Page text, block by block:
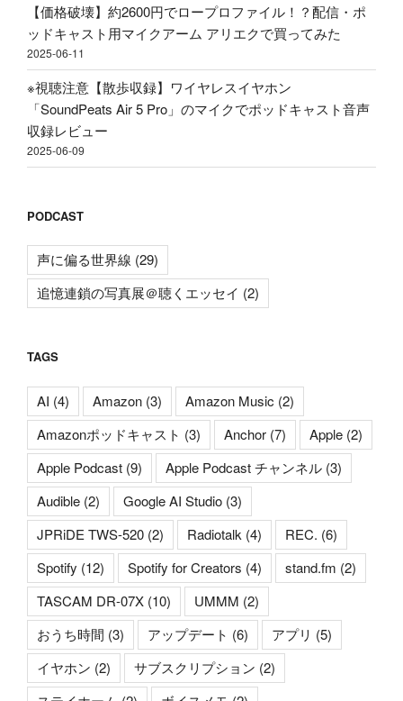
た"
の
【価格破壊】約2600円でロープロファイル！？配信・ポ
ッドキャスト用マイクアーム アリエクで買ってみた
2025-06-11
※視聴注意【散歩収録】ワイヤレスイヤホン
「SoundPeats Air 5 Pro」のマイクでポッドキャスト音声
収録レビュー
2025-06-09
PODCAST
声に偏る世界線 (29)
追憶連鎖の写真展＠聴くエッセイ (2)
TAGS
AI (4) Amazon (3) Amazon Music (2)
Amazonポッドキャスト (3) Anchor (7) Apple (2)
Apple Podcast (9) Apple Podcast チャンネル (3)
Audible (2) Google AI Studio (3)
JPRiDE TWS-520 (2) Radiotalk (4) REC. (6)
Spotify (12) Spotify for Creators (4) stand.fm (2)
TASCAM DR-07X (10) UMMM (2)
おうち時間 (3) アップデート (6) アプリ (5)
イヤホン (2) サブスクリプション (2)